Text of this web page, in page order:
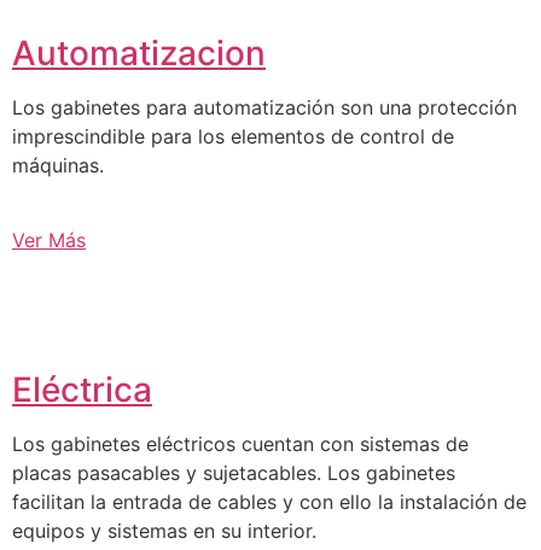
Automatizacion
Los gabinetes para automatización son una protección
imprescindible para los elementos de control de
máquinas.
Ver Más
Eléctrica
Los gabinetes eléctricos cuentan con sistemas de
placas pasacables y sujetacables. Los gabinetes
facilitan la entrada de cables y con ello la instalación de
equipos y sistemas en su interior.